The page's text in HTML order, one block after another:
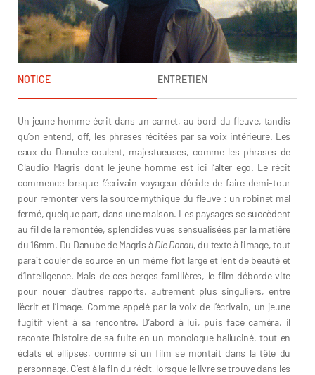
NOTICE ENTRETIEN
Un jeune homme écrit dans un carnet, au bord du fleuve, tandis
qu’on entend, off, les phrases récitées par sa voix intérieure. Les
eaux du Danube coulent, majestueuses, comme les phrases de
Claudio Magris dont le jeune homme est ici l’alter ego. Le récit
commence lorsque l’écrivain voyageur décide de faire demi-tour
pour remonter vers la source mythique du fleuve : un robinet mal
fermé, quelque part, dans une maison. Les paysages se succèdent
au fil de la remontée, splendides vues sensualisées par la matière
du 16mm. Du Danube de Magris àDie Donau, du texte à l’image, tout
paraît couler de source en un même flot large et lent de beauté et
d’intelligence. Mais de ces berges familières, le film déborde vite
pour nouer d’autres rapports, autrement plus singuliers, entre
l’écrit et l’image. Comme appelé par la voix de l’écrivain, un jeune
fugitif vient à sa rencontre. D’abord à lui, puis face caméra, il
raconte l’histoire de sa fuite en un monologue halluciné, tout en
éclats et ellipses, comme si un film se montait dans la tête du
personnage. C’est à la fin du récit, lorsque le livre se trouve dans les